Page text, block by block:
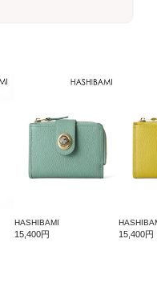
HASHIBAMI
15,400円 15,400円